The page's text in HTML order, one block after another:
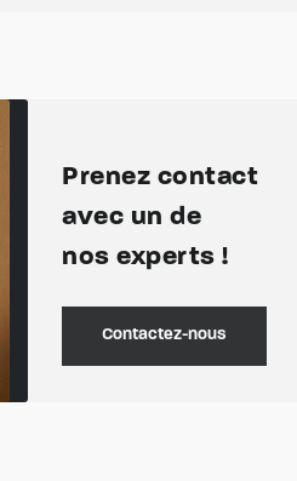
Prenez contact
avec un de
nos experts !
Contactez-nous